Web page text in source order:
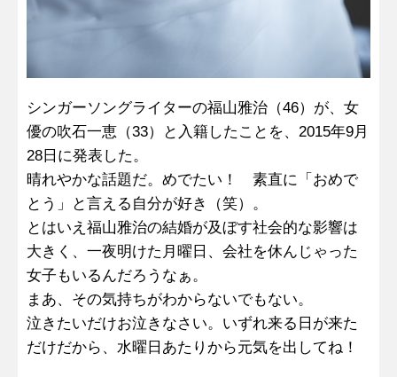
シンガーソングライターの福山雅治（46）が、女
優の吹石一恵（33）と入籍したことを、2015年9月
28日に発表した。
晴れやかな話題だ。めでたい！ 素直に「おめで
とう」と言える自分が好き（笑）。
とはいえ福山雅治の結婚が及ぼす社会的な影響は
大きく、一夜明けた月曜日、会社を休んじゃった
女子もいるんだろうなぁ。
まあ、その気持ちがわからないでもない。
泣きたいだけお泣きなさい。いずれ来る日が来た
だけだから、水曜日あたりから元気を出してね！